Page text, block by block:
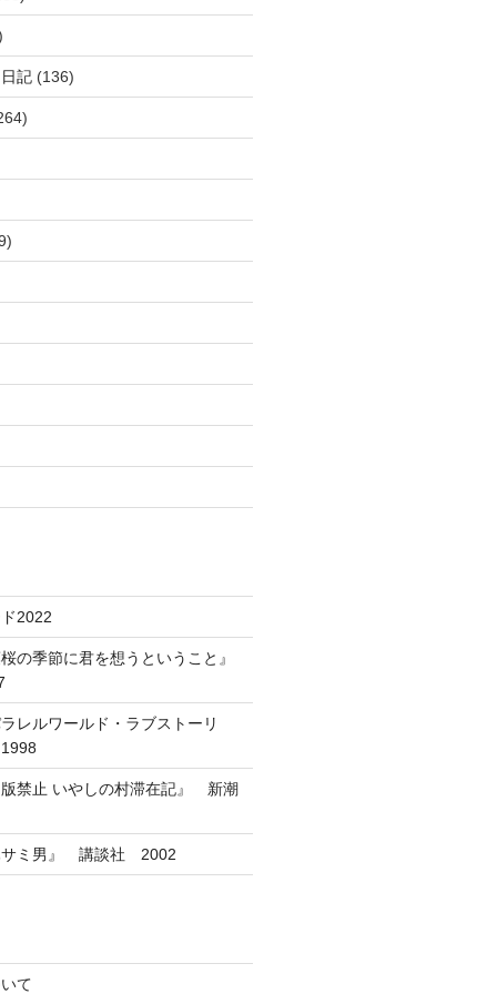
記(136)
2022
の季節に君を想うということ』
レルワールド・ラブストーリ
禁止 いやしの村滞在記』 新潮
ミ男』 講談社 2002
て